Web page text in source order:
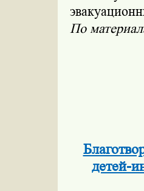
По
детей-